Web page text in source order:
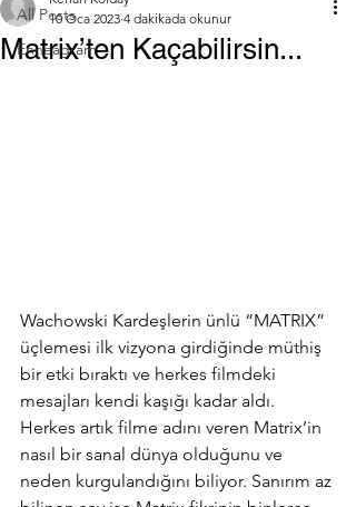
All Posts
Enneagram
Matrix’ten Kaçabilirsin...
10 Oca 2023 4 dakikada okunur
Wachowski Kardeşlerin ünlü “MATRIX”
üçlemesi ilk vizyona girdiğinde müthiş
bir etki bıraktı ve herkes filmdeki
mesajları kendi kaşığı kadar aldı.
Herkes artık filme adını veren Matrix’in
nasıl bir sanal dünya olduğunu ve
neden kurgulandığını biliyor. Sanırım az